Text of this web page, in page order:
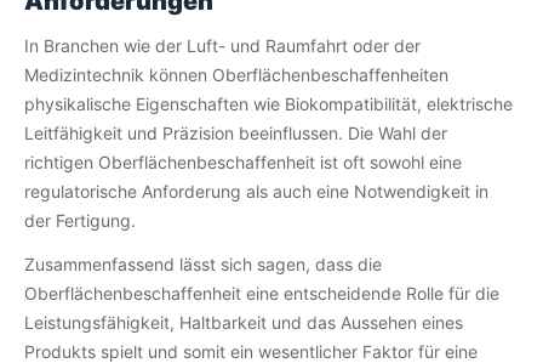
In Branchen wie der Luft- und Raumfahrt oder der
Medizintechnik können Oberflächenbeschaffenheiten
physikalische Eigenschaften wie Biokompatibilität, elektrische
Leitfähigkeit und Präzision beeinflussen. Die Wahl der
richtigen Oberflächenbeschaffenheit ist oft sowohl eine
regulatorische Anforderung als auch eine Notwendigkeit in
der Fertigung.
Zusammenfassend lässt sich sagen, dass die
Oberflächenbeschaffenheit eine entscheidende Rolle für die
Leistungsfähigkeit, Haltbarkeit und das Aussehen eines
Produkts spielt und somit ein wesentlicher Faktor für eine